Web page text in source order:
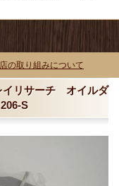
の取り組みについて
リサーチ オイルダ
S